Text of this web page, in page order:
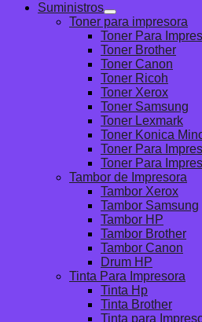
Suministros
Toner para impresora
Toner Para
Toner Brother
Toner Canon
Toner Ricoh
Toner Xerox
Toner Samsung
Toner Lexmark
Toner Konica
Toner Para
Toner Para
Tambor de Impresora
Tambor Xerox
Tambor Samsung
Tambor HP
Tambor Brother
Tambor Canon
Drum HP
Tinta Para Impresora
Tinta Hp
Tinta Brother
Tinta para